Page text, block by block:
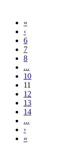
«
‹
6
7
8
...
10
11
12
13
14
...
›
»